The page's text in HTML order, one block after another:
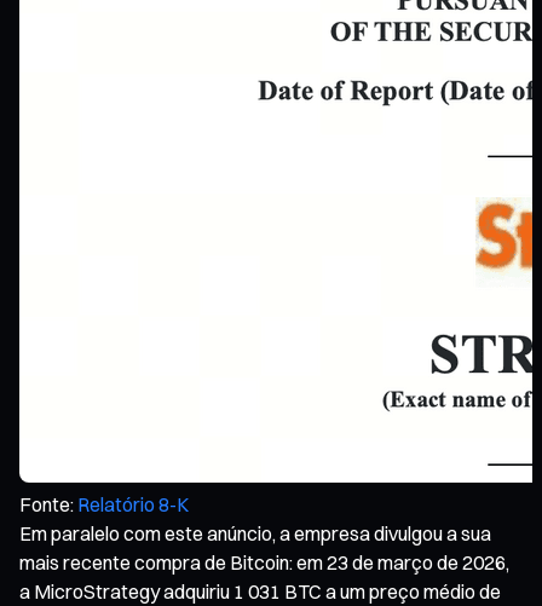
Fonte: Relatório 8-K
Em paralelo com este anúncio, a empresa divulgou a sua
mais recente compra de Bitcoin: em 23 de março de 2026,
a MicroStrategy adquiriu 1 031 BTC a um preço médio de